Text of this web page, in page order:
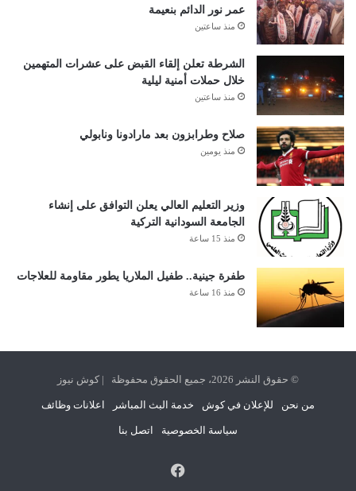
عمر نور الدائم بنعيمة
منذ ساعتين
الشرطة تعلن إلقاء القبض على عشرات المتهمين
خلال حملات أمنية ليلية
منذ ساعتين
صلاح وطرابزون بعد مارادونا ونابولي
منذ يومين
وزير التعليم العالي يعلن التوافق على إنشاء
الجامعة السودانية التركية
منذ 15 ساعة
طفرة جينية.. طفيل الملاريا يطور مقاومة للعلاجات
منذ 16 ساعة
© حقوق النشر 2026، جميع الحقوق محفوظة | كوش نيوز
من نحن للإعلان في كوش خدمة البث المباشر اعلانات وظائف
سياسة الخصوصية اتصل بنا